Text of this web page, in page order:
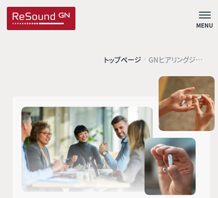
MENU
トップページ GNヒアリングジャ
パン採用情報